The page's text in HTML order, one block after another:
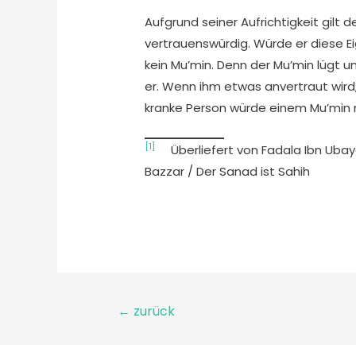
Aufgrund seiner Aufrichtigkeit gilt
vertrauenswürdig. Würde er diese
kein Mu’min. Denn der Mu’min
er. Wenn ihm etwas anvertraut
kranke Person würde einem
[1]
Überliefert von Fadala Ibn
Bazzar / Der Sanad ist Sahih
← zurück